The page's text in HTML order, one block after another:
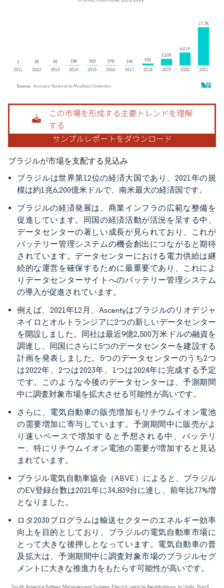
画像 © Mordor Intelligence。再利用にはCC BY 4.0の表示が必要です。
ブラジルが市場を支配する見込み
ブラジルは世界第12位の経済大国であり、2021年の規
模は約1兆6,200億米ドルで、南米最大の経済国です。
ブラジルの経済発展は、商業インフラの広範な整備を
促進しています。同国の経済活動が活況を呈する中、
データセンターの著しい成長が見られており、これが
バッテリー管理システムの機会創出につながると期待
されています。データセンターにおける電力供給は継
続的な運営を確保するために最重要であり、これによ
りデータセンターサイトへのバッテリー管理システム
の導入が促進されています。
例えば、2021年12月、Ascentyはブラジルのリオデジャ
ネイロとオルトランジアに2つの新しいデータセンター
を開設しました。同社は最近9億2,500万米ドルの融資を
調達し、同国にさらに5つのデータセンターを建設する
計画を発表しました。5つのデータセンターのうち2つ
は2022年、2つは2023年、1つは2024年に完成する予定
です。このような今後のデータセンターは、予測期間
中に調査対象市場を拡大させる可能性が高いです。
さらに、電気自動車の販売増加もリチウムイオン電池
の需要増加に寄与しています。予測期間中に販売がよ
り速いペースで増加すると予想される中、バッテリ
ー、特にリチウムイオン電池の需要が増加すると見込
まれています。
ブラジル電気自動車協会（ABVE）によると、ブラジル
のEV登録台数は2021年に34,839台に達し、前年比77%増
となりました。
ロタ2030プログラムは輸送セクターのエネルギー効率
向上を目的としており、ブラジルの電気自動車市場に
とって大きな後押しとなっています。電気自動車の普
及拡大は、予測期間中に調査対象市場のブラジルセグ
メントに大きな推進力をもたらす可能性が高いです。